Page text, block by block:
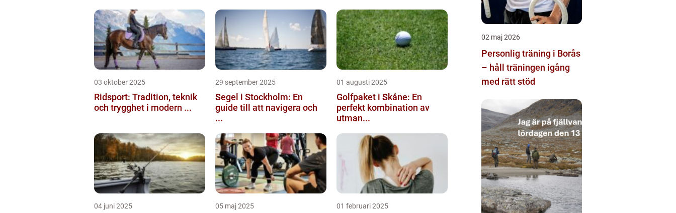
03 oktober 2025
Ridsport: Tradition, teknik
och trygghet i modern ...
29 september 2025
Segel i Stockholm: En
guide till att navigera och
...
01 augusti 2025
Golfpaket i Skåne: En
perfekt kombination av
utman...
04 juni 2025 05 maj 2025 01 februari 2025
02 maj 2026
Personlig träning i Borås
– håll träningen igång
med rätt stöd